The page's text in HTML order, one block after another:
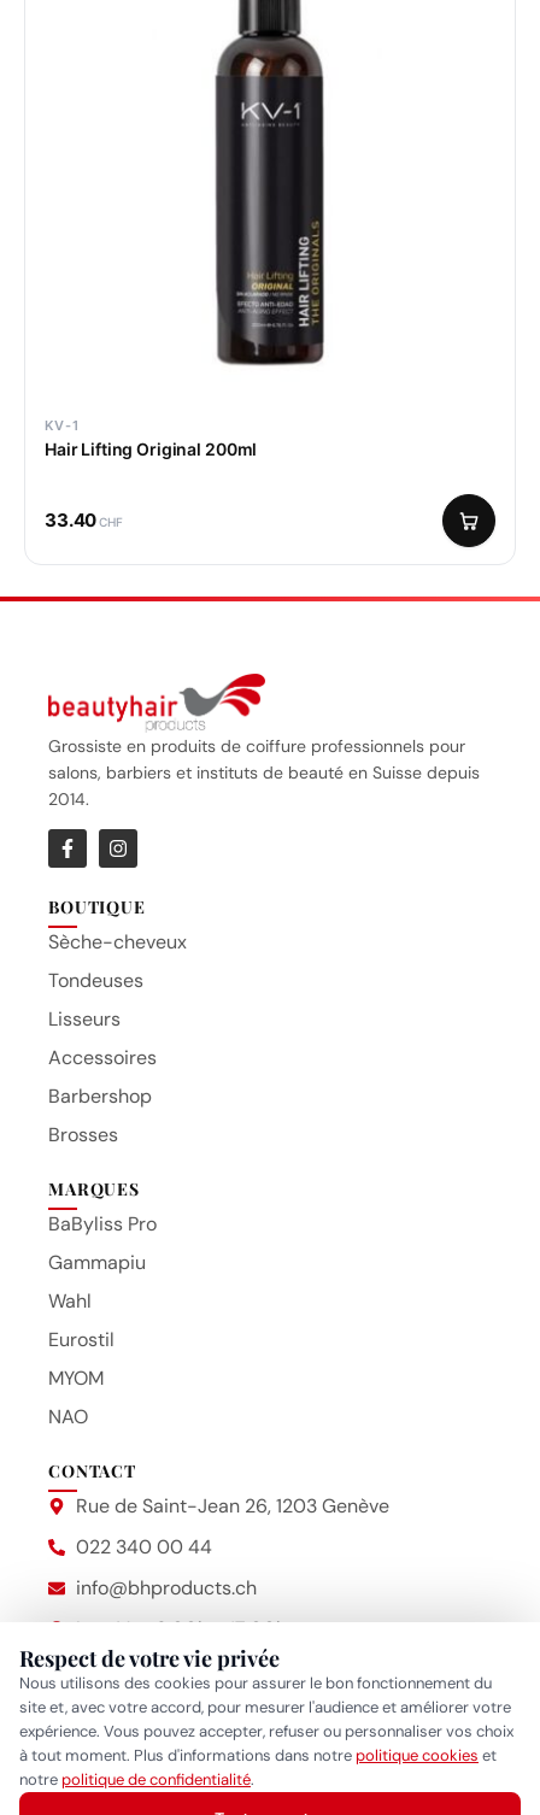
KV-1
Hair Lifting Original 200ml
33.40CHF
Grossiste en produits de coiffure professionnels pour
salons, barbiers et instituts de beauté en Suisse depuis
2014.
BOUTIQUE
Sèche-cheveux
Tondeuses
Lisseurs
Accessoires
Barbershop
Brosses
MARQUES
BaByliss Pro
Gammapiu
Wahl
Eurostil
MYOM
NAO
CONTACT
Rue de Saint-Jean 26, 1203 Genève
022 340 00 44
info@bhproducts.ch
Lun-Ven 9:00h - 17:00h
2014 – 2026 © Bhproducts Mentions légales
Respect de votre vie privée
Nous utilisons des cookies pour assurer le bon fonctionnement du
site et, avec votre accord, pour mesurer l'audience et améliorer votre
expérience. Vous pouvez accepter, refuser ou personnaliser vos choix
à tout moment. Plus d'informations dans notrepolitique cookies et
notrepolitique de confidentialité.
Beauty Hair Products
Réponse généralement sous quelques heures